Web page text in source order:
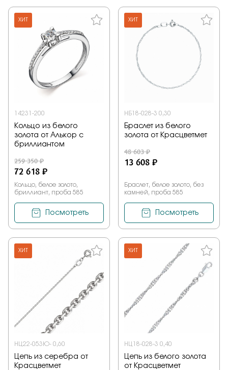
ХИТ
14231-200
Кольцо из белого
золота от Алькор с
бриллиантом
259 350 ₽
72 618 ₽
Кольцо, белое золото,
бриллиант, проба 585
Посмотреть
ХИТ
НБ18-028-3 0,30
Браслет из белого
золота от Красцветмет
48 603 ₽
13 608 ₽
Браслет, белое золото, без
камней, проба 585
Посмотреть
ХИТ
НЦ22-053Ю- 0,60
Цепь из серебра от
Красцветмет
ХИТ
НЦ18-028-3 0,40
Цепь из белого золота
от Красцветмет